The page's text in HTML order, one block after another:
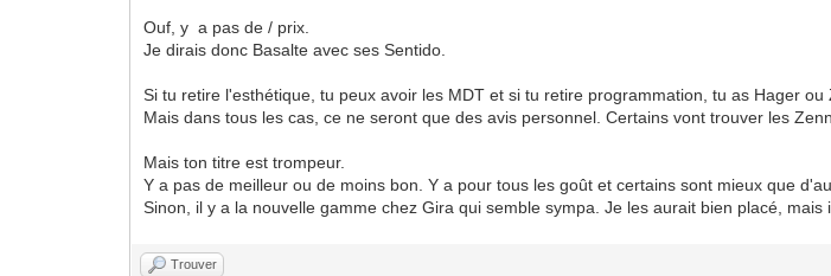
Ouf, y a pas de / prix.
Je dirais donc Basalte avec ses Sentido.
Si tu retire l'esthétique, tu peux avoir les MDT et si tu retire programmation, tu as Hager ou
Mais dans tous les cas, ce ne seront que des avis personnel. Certains vont trouver les
Mais ton titre est trompeur.
Y a pas de meilleur ou de moins bon. Y a pour tous les goût et certains sont mieux que
Sinon, il y a la nouvelle gamme chez Gira qui semble sympa. Je les aurait bien placé,
Trouver